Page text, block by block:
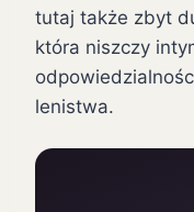
tutaj także zbyt
która niszczy
lenistwa.